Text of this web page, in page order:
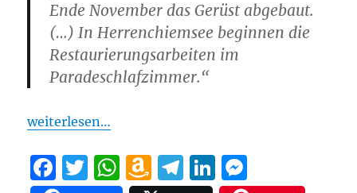
Ende November das Gerüst abgebaut.
(…) In Herrenchiemsee beginnen die
Restaurierungsarbeiten im
Paradeschlafzimmer.“
weiterlesen…
F
T
W A
T
Li